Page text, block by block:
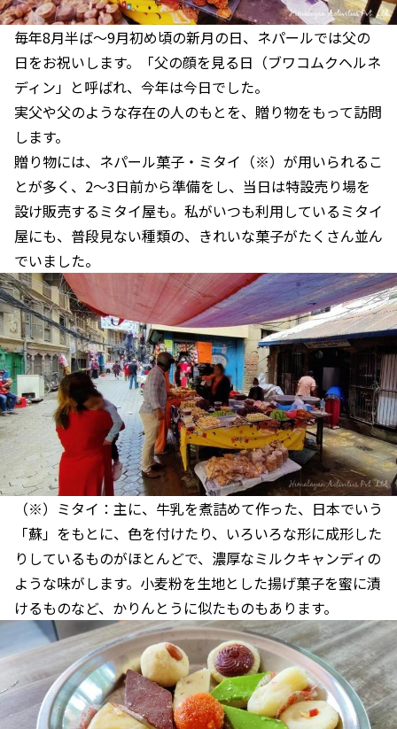
毎年8月半ば～9月初め頃の新月の日、ネパールでは父の
日をお祝いします。「父の顔を見る日（ブワコムクヘルネ
ディン」と呼ばれ、今年は今日でした。
実父や父のような存在の人のもとを、贈り物をもって訪問
します。
贈り物には、ネパール菓子・ミタイ（※）が用いられるこ
とが多く、2～3日前から準備をし、当日は特設売り場を
設け販売するミタイ屋も。私がいつも利用しているミタイ
屋にも、普段見ない種類の、きれいな菓子がたくさん並ん
でいました。
（※）ミタイ：主に、牛乳を煮詰めて作った、日本でいう
「蘇」をもとに、色を付けたり、いろいろな形に成形した
りしているものがほとんどで、濃厚なミルクキャンディの
ような味がします。小麦粉を生地とした揚げ菓子を蜜に漬
けるものなど、かりんとうに似たものもあります。